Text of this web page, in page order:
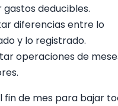
gastos deducibles.
diferencias entre lo
y lo registrado.
operaciones de
fin de mes para bajar